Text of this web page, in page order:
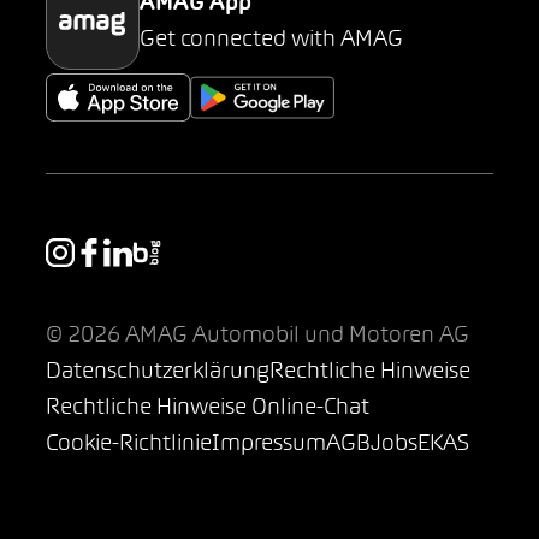
AMAG App
Get connected with AMAG
© 2026 AMAG Automobil und Motoren AG
DatenschutzerklärungRechtliche Hinweise
Rechtliche Hinweise Online-Chat
Cookie-RichtlinieImpressumAGBJobsEKAS